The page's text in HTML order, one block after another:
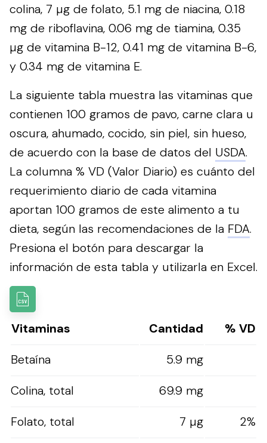
colina, 7 µg de folato, 5.1 mg de niacina, 0.18
mg de riboflavina, 0.06 mg de tiamina, 0.35
µg de vitamina B-12, 0.41 mg de vitamina B-6,
y 0.34 mg de vitamina E.
La siguiente tabla muestra las vitaminas que
contienen 100 gramos de pavo, carne clara u
oscura, ahumado, cocido, sin piel, sin hueso,
de acuerdo con la base de datos del USDA.
La columna % VD (Valor Diario) es cuánto del
requerimiento diario de cada vitamina
aportan 100 gramos de este alimento a tu
dieta, según las recomendaciones de la FDA.
Presiona el botón para descargar la
información de esta tabla y utilizarla en Excel.
Vitaminas Cantidad
% VD
Betaína
5.9 mg
Colina, total
69.9 mg
Folato, total
7 µg 2%